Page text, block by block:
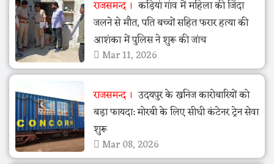
राजसमन्द
कड़ियां गांव में महिला की जिंदा
जलने से मौत, पति बच्चों सहित फरार हत्या की
आशंका में पुलिस ने शुरू की जांच
Mar 11, 2026
राजसमन्द
उदयपुर के खनिज कारोबारियों को
बड़ा फायदा: मोरबी के लिए सीधी कंटेनर ट्रेन सेवा
शुरू
Mar 08, 2026